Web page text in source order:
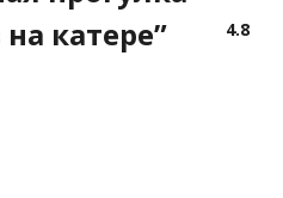
катере”
4.8